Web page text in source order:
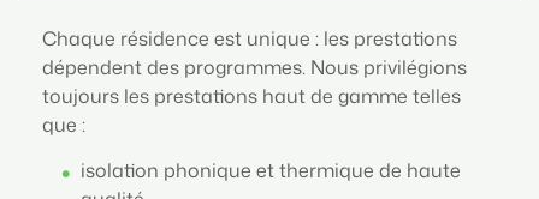
Chaque résidence est unique : les prestations
dépendent des programmes. Nous privilégions
toujours les prestations haut de gamme telles
que :
isolation phonique et thermique de haute